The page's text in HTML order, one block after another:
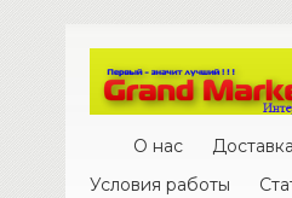
О нас Доставка
Условия работы